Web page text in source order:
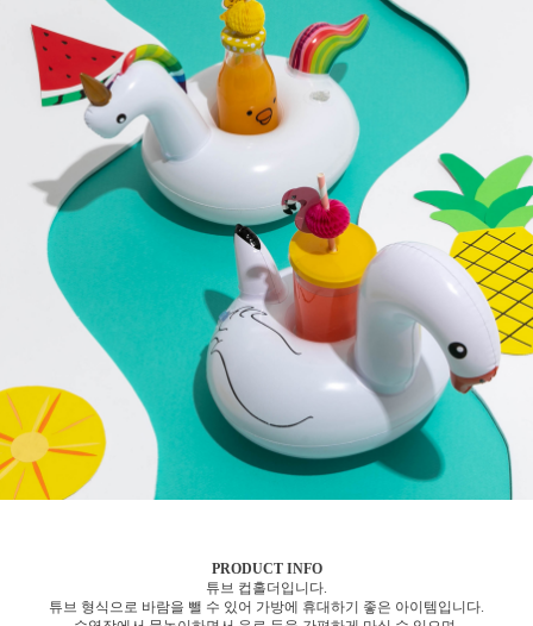
PRODUCT INFO
튜브 컵홀더입니다.
튜브 형식으로 바람을 뺄 수 있어 가방에 휴대하기 좋은 아이템입니다.